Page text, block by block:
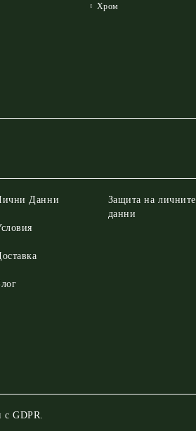
Хром
Данни
Защита на личните
данни
с GDPR.